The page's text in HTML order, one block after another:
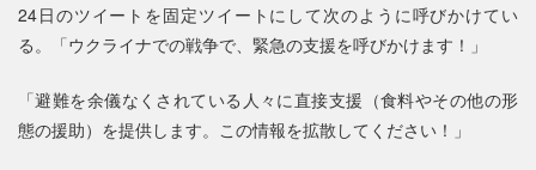
24日のツイートを固定ツイートにして次のように呼びかけてい
る。「ウクライナでの戦争で、緊急の支援を呼びかけます！」
「避難を余儀なくされている人々に直接支援（食料やその他の形
態の援助）を提供します。この情報を拡散してください！」